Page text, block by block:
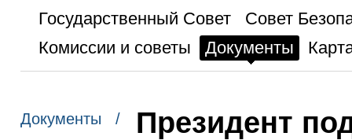
Государственный Совет
Совет
Комиссии и советы
Документы
Документы /
Президент